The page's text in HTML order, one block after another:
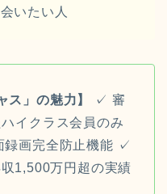
いたい人
ス」の魅力】
✓ 審
イクラス会員のみ
録画完全防止機能 ✓
1,500万円超の実績